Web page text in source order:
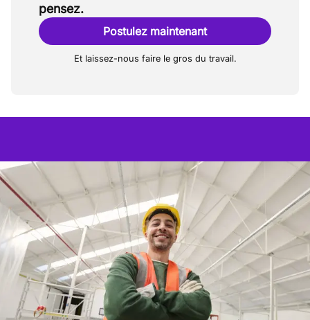
pensez.
Postulez maintenant
Et laissez-nous faire le gros du travail.